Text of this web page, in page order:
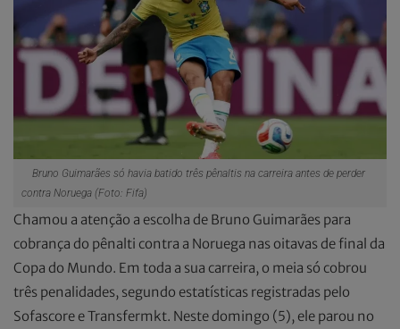
Bruno Guimarães só havia batido três pênaltis na carreira antes de perder
contra Noruega (Foto: Fifa)
Chamou a atenção a escolha de Bruno Guimarães para
cobrança do pênalti contra a Noruega nas oitavas de final da
Copa do Mundo. Em toda a sua carreira, o meia só cobrou
três penalidades, segundo estatísticas registradas pelo
Sofascore e Transfermkt. Neste domingo (5), ele parou no